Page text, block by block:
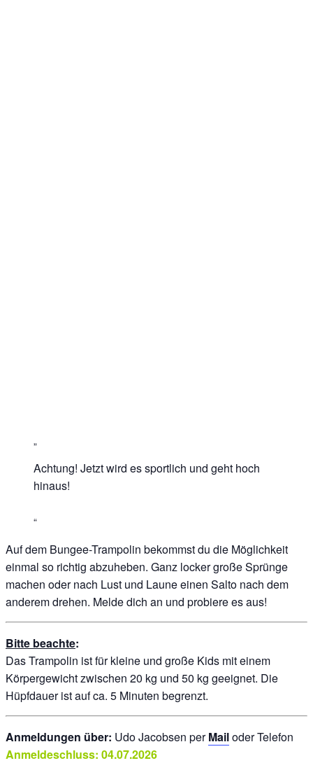
Achtung! Jetzt wird es sportlich und geht hoch
hinaus!
Auf dem Bungee-Trampolin bekommst du die Möglichkeit
einmal so richtig abzuheben. Ganz locker große Sprünge
machen oder nach Lust und Laune einen Salto nach dem
anderem drehen. Melde dich an und probiere es aus!
Bitte beachte:
Das Trampolin ist für kleine und große Kids mit einem
Körpergewicht zwischen 20 kg und 50 kg geeignet. Die
Hüpfdauer ist auf ca. 5 Minuten begrenzt.
Anmeldungen über: Udo Jacobsen perMailoder Telefon
Anmeldeschluss: 04.07.2026